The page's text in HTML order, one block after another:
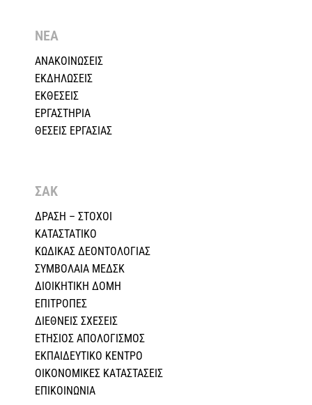
ΝΕΑ
ΑΝΑΚΟΙΝΩΣΕΙΣ
ΕΚΔΗΛΩΣΕΙΣ
ΕΚΘΕΣΕΙΣ
ΕΡΓΑΣΤΗΡΙΑ
ΘΕΣΕΙΣ ΕΡΓΑΣΙΑΣ
ΣΑΚ
ΔΡΑΣΗ – ΣΤΟΧΟΙ
ΚΑΤΑΣΤΑΤΙΚΟ
ΚΩΔΙΚΑΣ ΔΕΟΝΤΟΛΟΓΙΑΣ
ΣΥΜΒΟΛΑΙΑ ΜΕΔΣΚ
ΔΙΟΙΚΗΤΙΚΗ ΔΟΜΗ
ΕΠΙΤΡΟΠΕΣ
ΔΙΕΘΝΕΙΣ ΣΧΕΣEIΣ
ΕΤΗΣΙΟΣ ΑΠΟΛΟΓΙΣΜΟΣ
ΕΚΠΑΙΔΕΥΤΙΚΟ ΚΕΝΤΡΟ
ΟΙΚΟΝΟΜΙΚΕΣ ΚΑΤΑΣΤΑΣΕΙΣ
ΕΠΙΚΟΙΝΩΝΙΑ